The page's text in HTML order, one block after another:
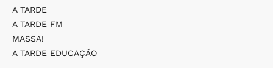
A TARDE
A TARDE FM
MASSA!
A TARDE EDUCAÇÃO